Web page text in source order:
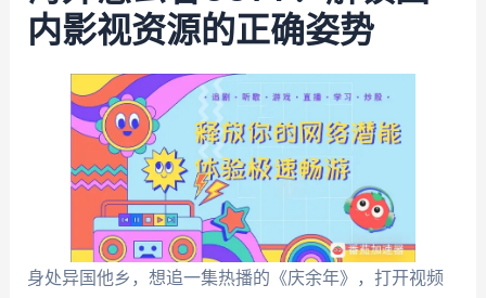
内影视资源的正确姿势
身处异国他乡，想追一集热播的《庆余年》，打开视频